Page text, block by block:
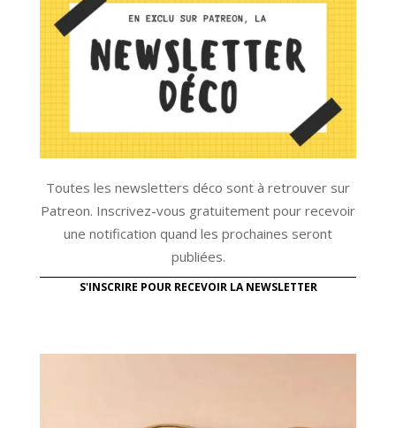
Toutes les newsletters déco sont à retrouver sur
Patreon. Inscrivez-vous gratuitement pour recevoir
une notification quand les prochaines seront
publiées.
S'INSCRIRE POUR RECEVOIR LA NEWSLETTER